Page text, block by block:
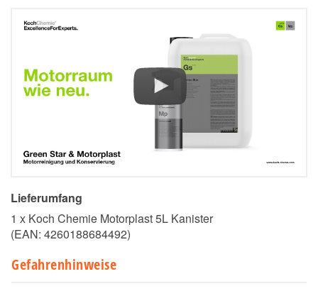
Lieferumfang
1 x Koch Chemie Motorplast 5L Kanister
(EAN: 4260188684492)
Gefahrenhinweise